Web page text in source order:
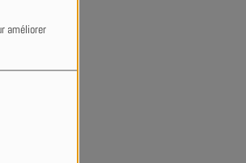
améliorer